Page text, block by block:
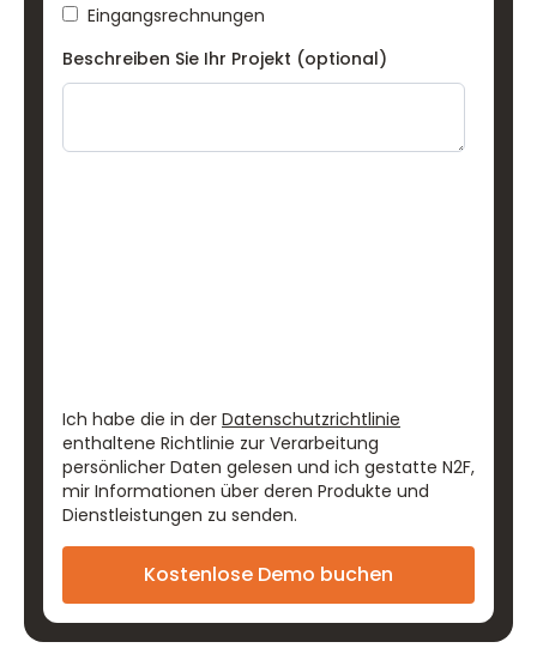
Eingangsrechnungen
Beschreiben Sie Ihr Projekt (optional)
Ich habe die in der Datenschutzrichtlinie
enthaltene Richtlinie zur Verarbeitung
persönlicher Daten gelesen und ich gestatte N2F,
mir Informationen über deren Produkte und
Dienstleistungen zu senden.